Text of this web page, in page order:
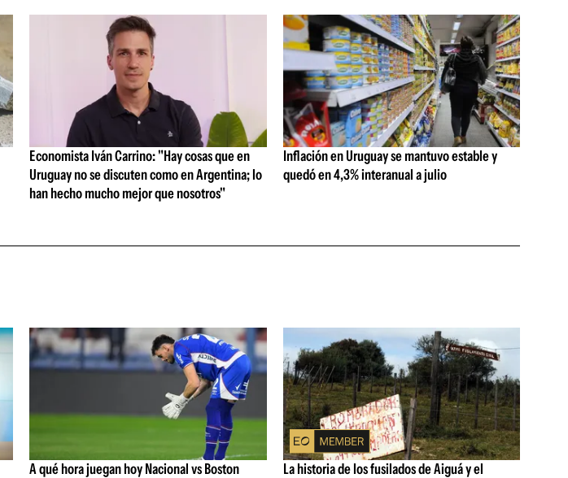
Economista Iván Carrino: "Hay cosas que en
Uruguay no se discuten como en Argentina; lo
han hecho mucho mejor que nosotros"
Inflación en Uruguay se mantuvo estable y
quedó en 4,3% interanual a julio
A qué hora juegan hoy Nacional vs Boston La historia de los fusilados de Aiguá y el